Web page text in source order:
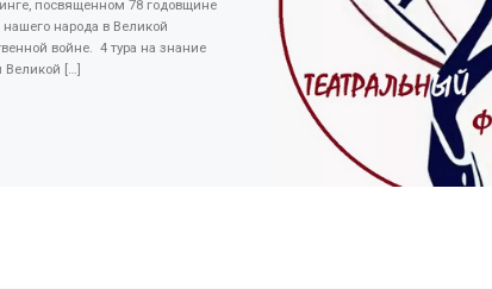
посвященном 78 годовщине
народа в Великой
войне. 4 тура на знание
Великой […]